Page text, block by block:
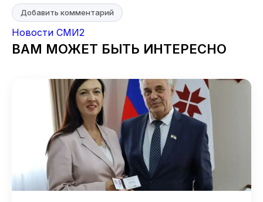
Добавить комментарий
Новости СМИ2
ВАМ МОЖЕТ БЫТЬ ИНТЕРЕСНО